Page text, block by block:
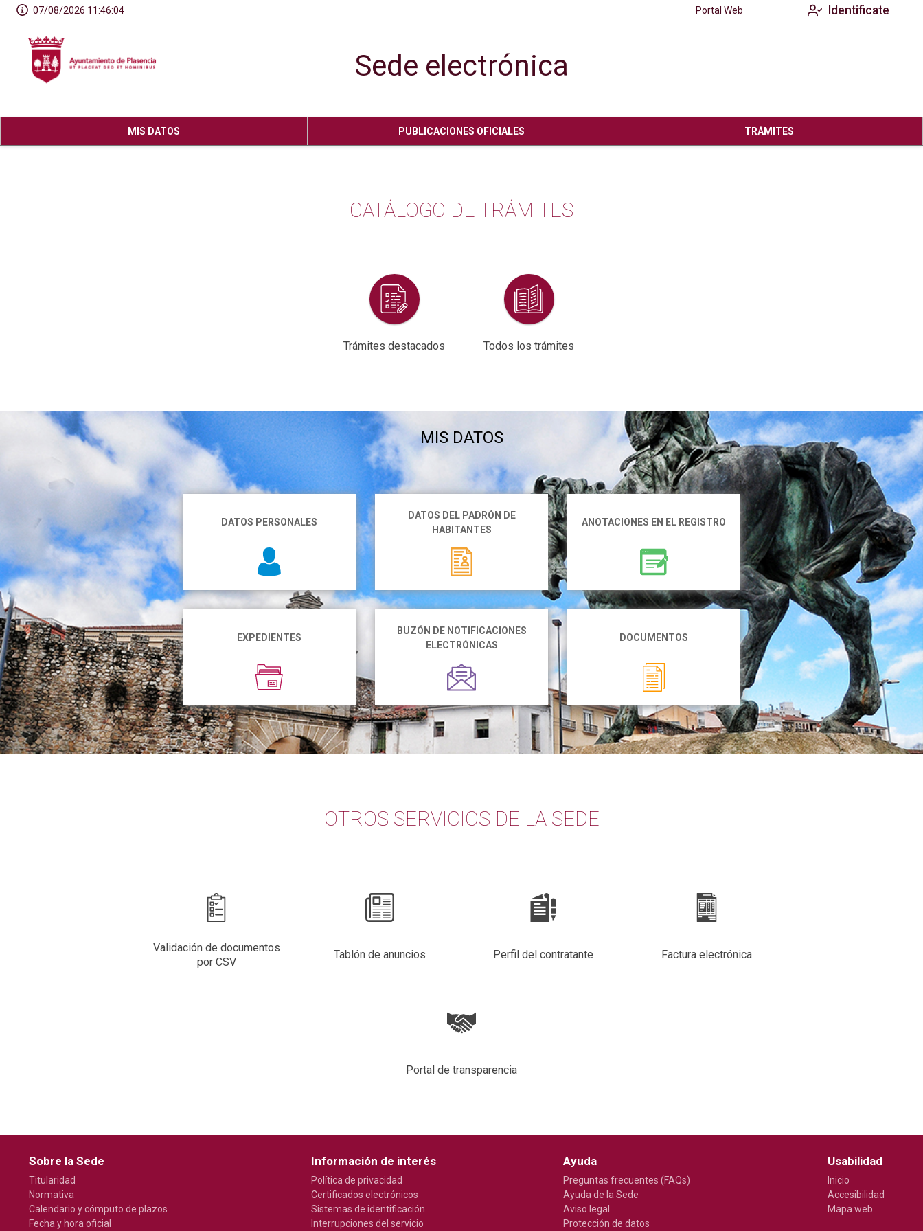
07/08/2026 11:46:05 Portal Web Identificate
Sede electrónica
MIS DATOS PUBLICACIONES OFICIALES TRÁMITES
CATÁLOGO DE TRÁMITES
Trámites destacados Todos los trámites
MIS DATOS
DATOS PERSONALES
DATOS DEL PADRÓN DE
HABITANTES
ANOTACIONES EN EL REGISTRO
EXPEDIENTES
BUZÓN DE NOTIFICACIONES
ELECTRÓNICAS
DOCUMENTOS
OTROS SERVICIOS DE LA SEDE
Validación de documentos
por CSV
Tablón de anuncios Perfil del contratante Factura electrónica
Portal de transparencia
Sobre la Sede
Titularidad
Normativa
Calendario y cómputo de plazos
Fecha y hora oficial
Información de interés
Política de privacidad
Certificados electrónicos
Sistemas de identificación
Interrupciones del servicio
Ayuda
Preguntas frecuentes (FAQs)
Ayuda de la Sede
Aviso legal
Protección de datos
Usabilidad
Inicio
Accesibilidad
Mapa web